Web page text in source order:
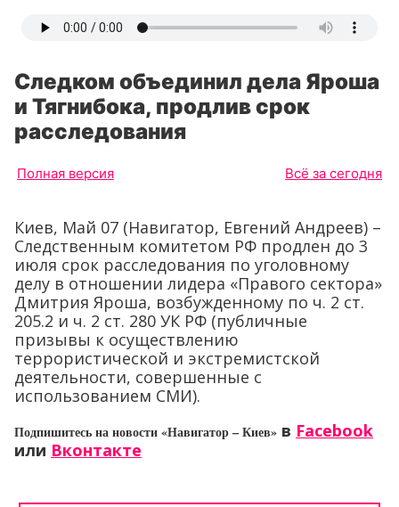
Следком объединил дела Яроша
и Тягнибока, продлив срок
расследования
Полная версия Всё за сегодня
Киев, Май 07 (Навигатор, Евгений Андреев) –
Следственным комитетом РФ продлен до 3
июля срок расследования по уголовному
делу в отношении лидера «Правого сектора»
Дмитрия Яроша, возбужденному по ч. 2 ст.
205.2 и ч. 2 ст. 280 УК РФ (публичные
призывы к осуществлению
террористической и экстремистской
деятельности, совершенные с
использованием СМИ).
Подпишитесь на новости «Навигатор – Киев» в Facebook
или Вконтакте